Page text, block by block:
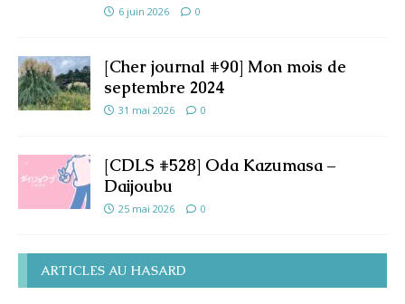
6 juin 2026 0
[Cher journal #90] Mon mois de
septembre 2024
31 mai 2026 0
[CDLS #528] Oda Kazumasa –
Daijoubu
25 mai 2026 0
ARTICLES AU HASARD